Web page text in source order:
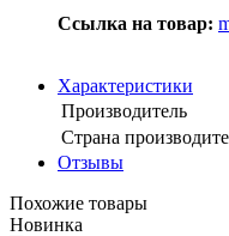
Ссылка на товар:
Характеристики
Производитель
Страна
Отзывы
Похожие товары
Новинка